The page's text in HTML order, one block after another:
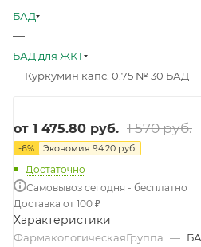
БАД
—
БАД для ЖКТ
—Куркумин капс. 0.75 № 30 БАД
от 1 475.80 руб. 1 570 руб.
-6% Экономия 94.20 руб.
Достаточно
Самовывоз сегодня - бесплатно
Доставка от 100 ₽
Характеристики
ФармакологическаяГруппа —